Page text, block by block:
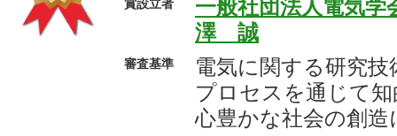
賞設立者
一般社団法人電気
澤 誠
審査基準
電気に関する研究
プロセスを通じて
心豊かな社会の創